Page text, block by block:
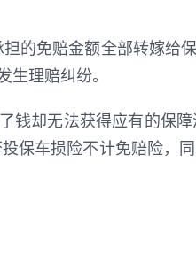
的免赔金额全部转嫁
生理赔纠纷。
却无法获得应有的保
保车损险不计免赔险，